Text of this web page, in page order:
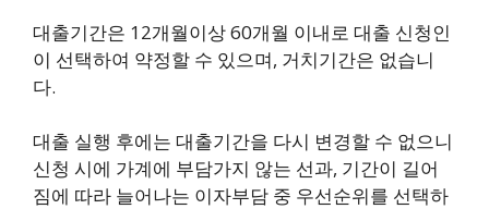
대출기간은 12개월이상 60개월 이내로 대출 신청인
이 선택하여 약정할 수 있으며, 거치기간은 없습니
다.
대출 실행 후에는 대출기간을 다시 변경할 수 없으니
신청 시에 가계에 부담가지 않는 선과, 기간이 길어
짐에 따라 늘어나는 이자부담 중 우선순위를 선택하